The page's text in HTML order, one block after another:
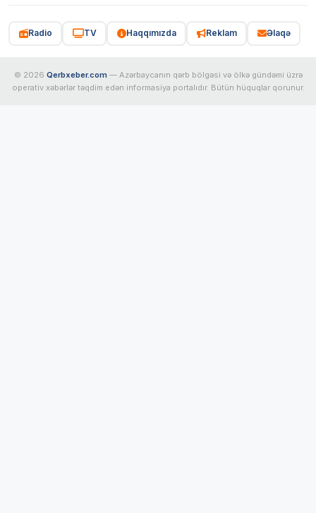
Radio TV Haqqımızda Reklam Əlaqə
© 2026 Qerbxeber.com — Azərbaycanın qərb bölgəsi və ölkə gündəmi üzrə
operativ xəbərlər təqdim edən informasiya portalıdır. Bütün hüquqlar qorunur.